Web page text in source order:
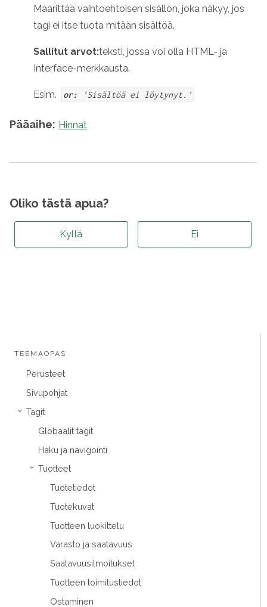
TEEMAOPAS
Perusteet
Sivupohjat
› Tagit
Globaalit tagit
Haku ja navigointi
› Tuotteet
Tuotetiedot
Tuotekuvat
Tuotteen luokittelu
Varasto ja saatavuus
Saatavuusilmoitukset
Tuotteen toimitustiedot
Ostaminen
Määrittää vaihtoehtoisen sisällön, joka näkyy, jos
tagi ei itse tuota mitään sisältöä.
Sallitut arvot:teksti, jossa voi olla HTML- ja
Interface-merkkausta.
Esim. or: 'Sisältöä ei löytynyt.'
Pääaihe: Hinnat
Oliko tästä apua?
Kyllä Ei